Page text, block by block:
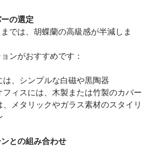
の選定
では、胡蝶蘭の高級感が半減しま
ンがおすすめです：
、シンプルな白磁や黒陶器
ィスには、木製または竹製のカバー
メタリックやガラス素材のスタイリ
との組み合わせ